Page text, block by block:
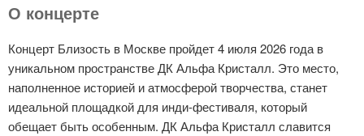
О концерте
Концерт Близость в Москве пройдет 4 июля 2026 года в
уникальном пространстве ДК Альфа Кристалл. Это место,
наполненное историей и атмосферой творчества, станет
идеальной площадкой для инди-фестиваля, который
обещает быть особенным. ДК Альфа Кристалл славится